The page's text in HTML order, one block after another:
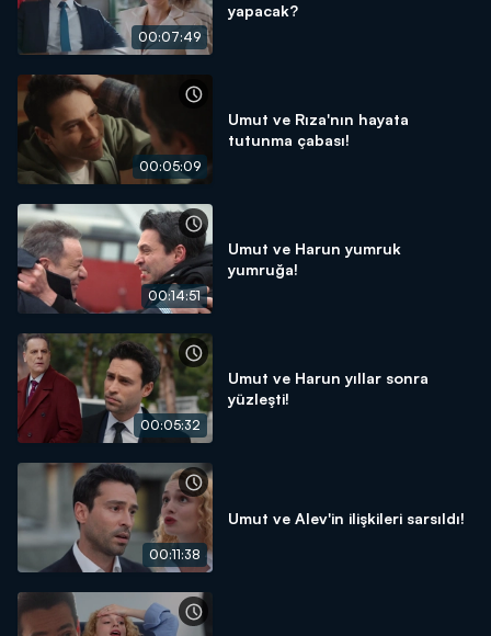
00:07:49
yapacak?
00:05:09
Umut ve Rıza'nın hayata
tutunma çabası!
00:14:51
Umut ve Harun yumruk
yumruğa!
00:05:32
Umut ve Harun yıllar sonra
yüzleşti!
00:11:38
Umut ve Alev'in ilişkileri sarsıldı!